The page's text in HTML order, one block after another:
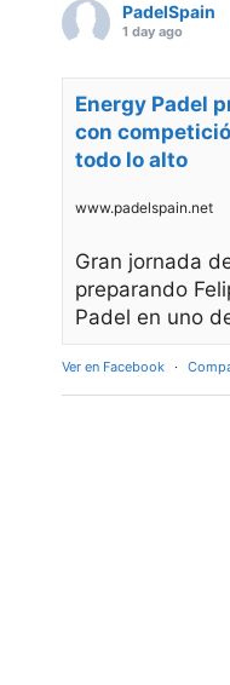
PadelSpain
1 day ago
Energy Padel
con
todo lo alto
www.padelspain.net
Gran jornada
preparando
Padel en uno
Ver en Facebook ·